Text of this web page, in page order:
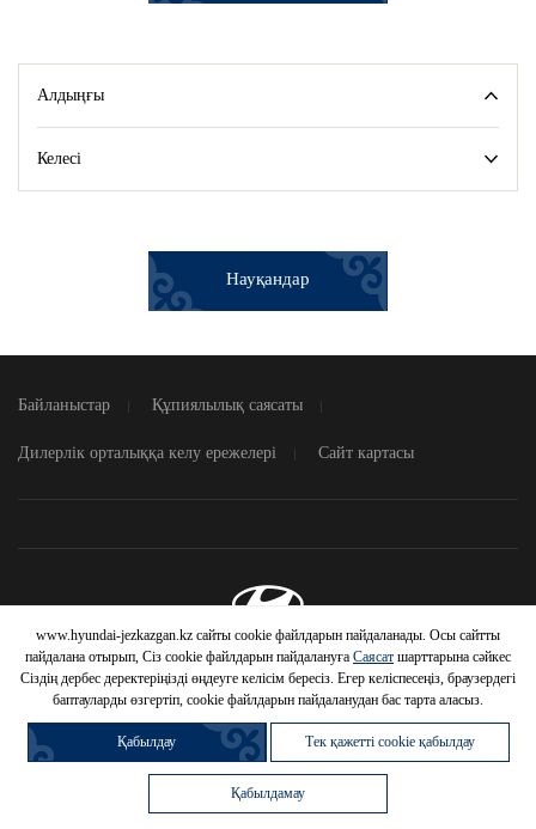
Алдыңғы
Келесі
Науқандар
Байланыстар Құпиялылық саясаты
Дилерлік орталыққа келу ережелері Сайт картасы
© 2026 Hyundai Motor Company
www.hyundai-jezkazgan.kz сайты cookie файлдарын пайдаланады. Осы сайтты
пайдалана отырып, Сіз cookie файлдарын пайдалануға Саясат шарттарына сәйкес
Сіздің дербес деректеріңізді өңдеуге келісім бересіз. Егер келіспесеңіз, браузердегі
баптауларды өзгертіп, cookie файлдарын пайдаланудан бас тарта аласыз.
Қабылдау Тек қажетті cookie қабылдау
Қабылдамау
HYUNDAI
АВТОМОБИЛЬДЕРІНЕ